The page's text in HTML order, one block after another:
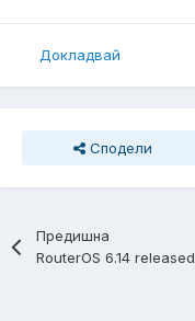
Докладвай
Сподели
Предишна
RouterOS 6.14 released